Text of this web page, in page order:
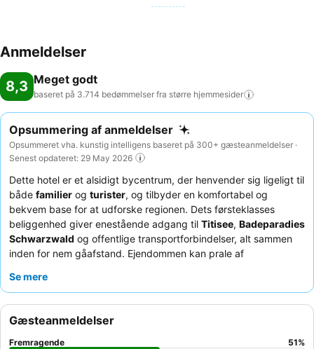
Anmeldelser
8,3 Meget godt
baseret på 3.714 bedømmelser fra større hjemmesider
Opsummering af anmeldelser
Opsummeret vha. kunstig intelligens baseret på 300+ gæsteanmeldelser ·
Senest opdateret: 29 May 2026
Dette hotel er et alsidigt bycentrum, der henvender sig ligeligt til
både familier og turister, og tilbyder en komfortabel og
bekvem base for at udforske regionen. Dets førsteklasses
beliggenhed giver enestående adgang til Titisee, Badeparadies
Schwarzwald og offentlige transportforbindelser, alt sammen
inden for nem gåafstand. Ejendommen kan prale af
en aflåst garage, samt et rummeligt fællesrum med brætspil til
morgenmadsbuffet. For et mere roligt ophold kan du overveje at
anmode om et værelse væk fra hovedvejen.
Se mere
Gæsteanmeldelser
Fremragende 51%